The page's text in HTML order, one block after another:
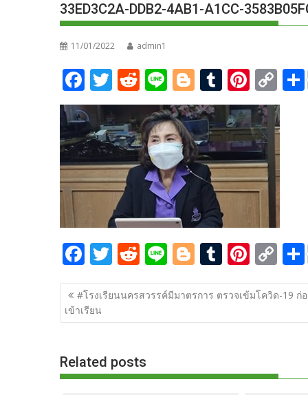
33ED3C2A-DDB2-4AB1-A1CC-
11/01/2022 admin1
F
ac
e
b
o
o
T
w
itt
er
R
e
d
di
t
Li
n
e
Bl
o
g
g
er
T
u
m
bl
r
Pi
nt
er
e
st
C
o
p
y
Li
n
k
F
ac
e
b
o
k
T
w
itt
er
R
e
d
di
Li
n
e
Bl
o
g
g
T
u
m
bl
Pi
nt
er
e
C
o
p
y
k
แนะแนว
เรื่อง
#โรงเรียนนครสวรรค์มีมาตรการ ตรวจเข้มโควิด-19 ก่
เข้าเรียน
Related posts